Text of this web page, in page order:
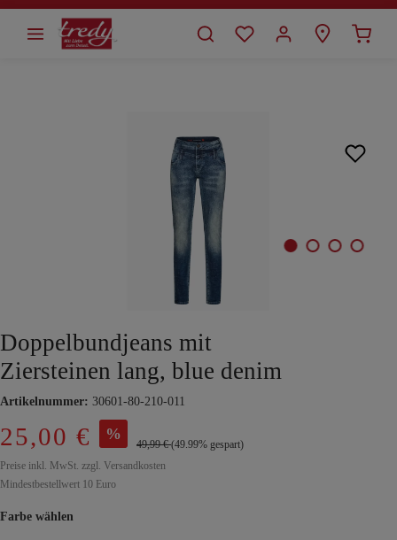
springen
Doppelbundjeans mit
Ziersteinen lang, blue denim
Artikelnummer: 30601-80-210-011
25,00 € %
49,99 €(49.99% gespart)
Preise inkl. MwSt. zzgl. Versandkosten
Mindestbestellwert 10 Euro
Farbe wählen